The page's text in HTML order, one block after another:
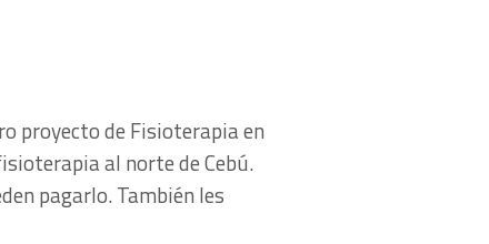
proyecto de Fisioterapia en
al norte de Cebú.
pagarlo. También les